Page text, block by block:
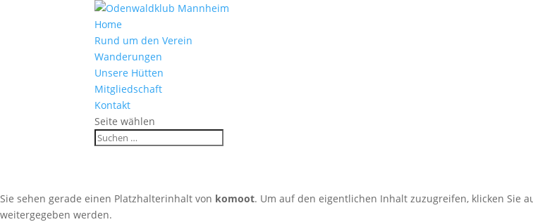
Home
Rund um den Verein
Wanderungen
Unsere Hütten
Mitgliedschaft
Kontakt
Seite wählen
Sie sehen gerade einen Platzhalterinhalt von komoot. Um auf den eigentlichen Inhalt zuzugreifen, klicken Sie
weitergegeben werden.